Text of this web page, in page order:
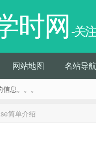
时网 -关
网站地图 名站导航
息。。。
简单介绍